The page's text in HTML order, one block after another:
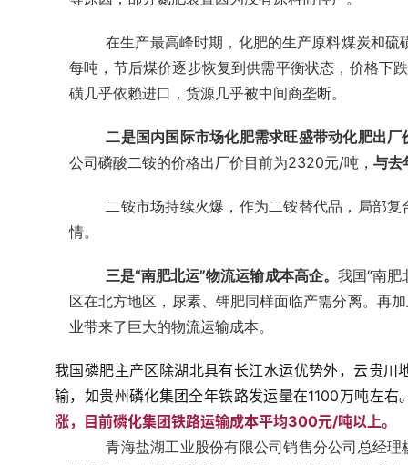
在生产最高峰时期，化肥的生产原料煤炭和
每吨，节后煤价逐步恢复到供需平衡状态，价格下
磺几乎依赖进口，货源几乎被中间商垄断。
二是国内国际市场化肥需求旺盛带动化肥出厂
公司磷酸二铵的价格出厂价目前为2320元/吨， 与去
二铵市场持续火爆，作为二铵替代品，局部
情。
三是“南肥北运”物流运输成本高企。 我国“南
区在北方地区，尿素、钾肥同样面临产需分离。再
业带来了巨大的物流运输成本。
我国磷肥主产区除湖北具有长江水运优势外，云贵
输，如贵州磷化集团全年铁路发运量在1100万吨左右
涨，目前磷化集团铁路运输成本平均300元/吨以上。
青海盐湖工业股份有限公司销售分公司总经